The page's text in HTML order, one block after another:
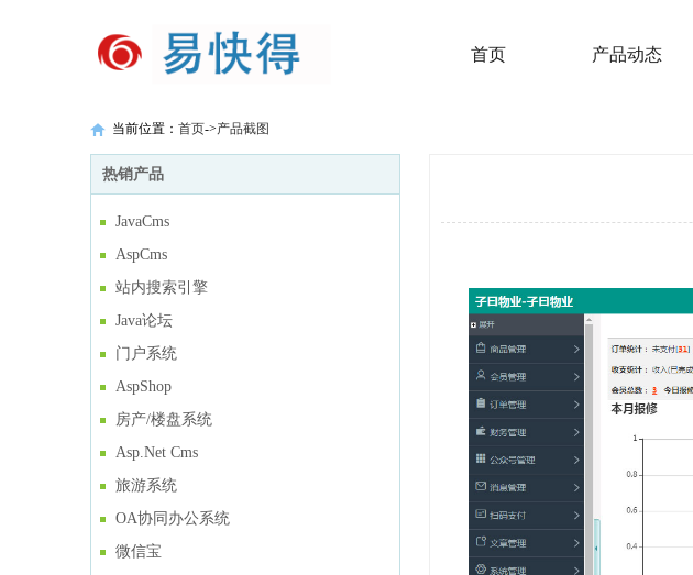
首页 产品动态
当前位置： 首页->产品截图
热销产品
JavaCms
AspCms
站内搜索引擎
Java论坛
门户系统
AspShop
房产/楼盘系统
Asp.Net Cms
旅游系统
OA协同办公系统
微信宝